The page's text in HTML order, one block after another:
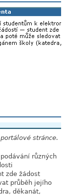
stránce.
různých
zde žádost
průběh jejího
děkanát,